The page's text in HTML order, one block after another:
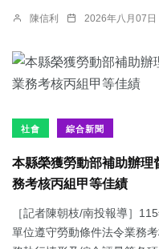
陳信利 2026年八月07日
社會 綜合新聞
本縣榮獲勞動部補助辦理
務考核丙組甲等佳績
［記者陳朝枝/南投報導］
單位遵守勞動條件法令業務